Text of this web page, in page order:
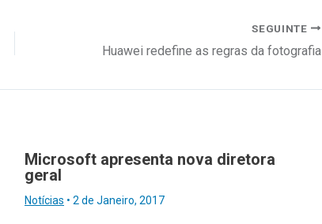
SEGUINTE
Huawei redefine as regras da fotografia
Microsoft apresenta nova diretora
geral
Notícias • 2 de Janeiro, 2017